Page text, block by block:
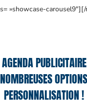
»showcase-carousel9″][/
PERSONNALISATION !